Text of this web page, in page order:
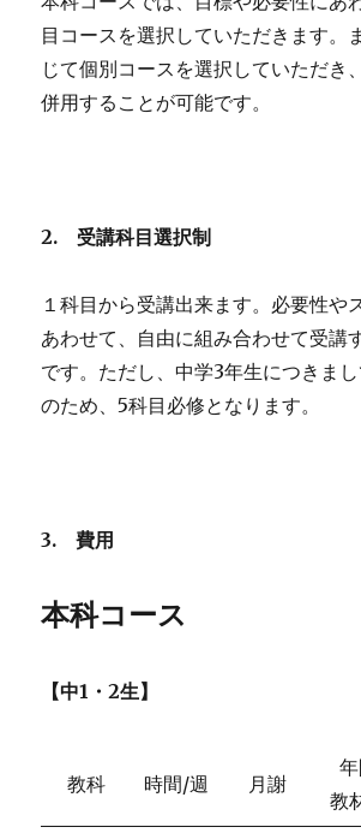
目コースを選択していただきます。
じて個別コースを選択していただき
併用することが可能です。
2. 受講科目選択制
１科目から受講出来ます。必要性や
あわせて、自由に組み合わせて受講
です。ただし、中学3年生につきま
のため、5科目必修となります。
3. 費用
本科コース
【中1・2生】
教科 時間/週 月謝
教